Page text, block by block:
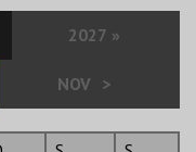
2027 »
NOV >